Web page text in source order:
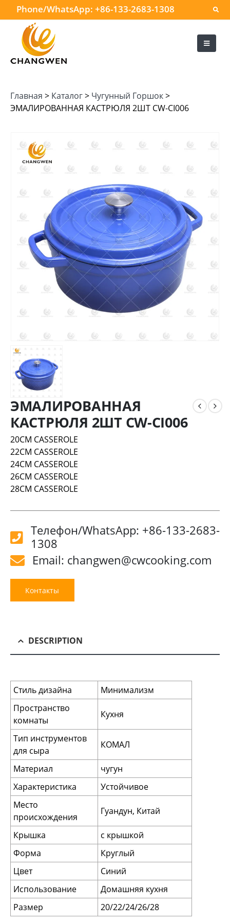
Phone/WhatsApp:+86-133-2683-1308
Главная > Каталог> Чугунный Горшок>
ЭМАЛИРОВАННАЯ КАСТРЮЛЯ 2ШТ CW-CI006
ЭМАЛИРОВАННАЯ
КАСТРЮЛЯ 2ШТ CW-CI006
20CM CASSEROLE
22CM CASSEROLE
24CM CASSEROLE
26CM CASSEROLE
28CM CASSEROLE
Телефон/WhatsApp: +86-133-2683-
1308
Email: changwen@cwcooking.com
Контакты
DESCRIPTION
Стиль дизайна
Минимализм
Пространство
комнаты
Кухня
Тип инструментов
для сыра
КОМАЛ
Материал
чугун
Характеристика
Устойчивое
Место
происхождения
Гуандун, Китай
Крышка
с крышкой
Форма
Круглый
Цвет
Синий
Использование
Домашняя кухня
Размер
20/22/24/26/28